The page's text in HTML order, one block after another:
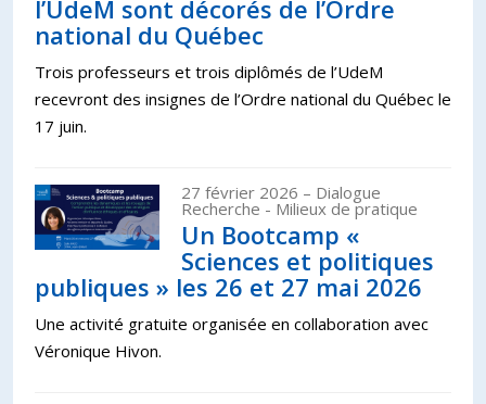
l’UdeM sont décorés de l’Ordre
national du Québec
Trois professeurs et trois diplômés de l’UdeM
recevront des insignes de l’Ordre national du Québec le
17 juin.
27 février 2026 – Dialogue
Recherche - Milieux de pratique
Un Bootcamp «
Sciences et politiques
publiques » les 26 et 27 mai 2026
Une activité gratuite organisée en collaboration avec
Véronique Hivon.